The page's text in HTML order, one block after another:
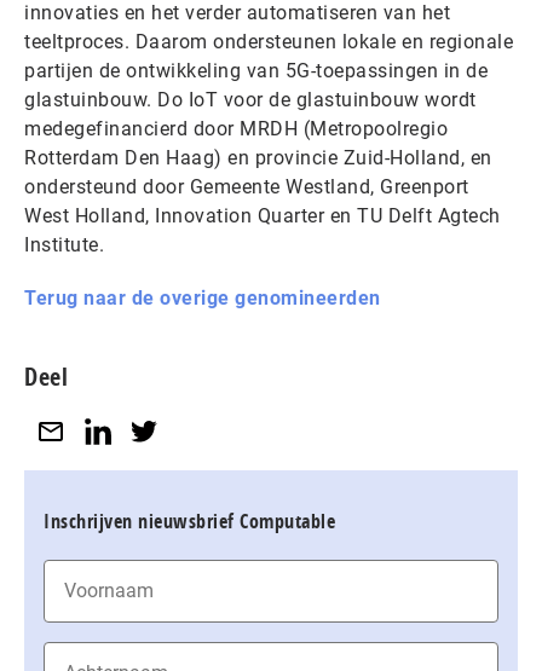
innovaties en het verder automatiseren van het
teeltproces. Daarom ondersteunen lokale en regionale
partijen de ontwikkeling van 5G-toepassingen in de
glastuinbouw. Do IoT voor de glastuinbouw wordt
medegefinancierd door MRDH (Metropoolregio
Rotterdam Den Haag) en provincie Zuid-Holland, en
ondersteund door Gemeente Westland, Greenport
West Holland, Innovation Quarter en TU Delft Agtech
Institute.
Terug naar de overige genomineerden
Deel
Inschrijven nieuwsbrief Computable